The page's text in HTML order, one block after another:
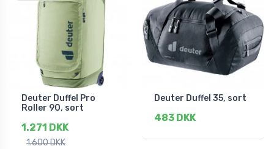
Deuter Duffel Pro
Roller 90, sort
1.271 DKK
1.600 DKK
Deuter Duffel 35, sort
483 DKK